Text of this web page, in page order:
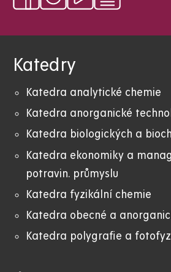
Katedry
Katedra analytické chemie
Katedra anorganické
Katedra biologických a
Katedra ekonomiky a
potravin. průmyslu
Katedra fyzikální chemie
Katedra obecné a
Katedra polygrafie a